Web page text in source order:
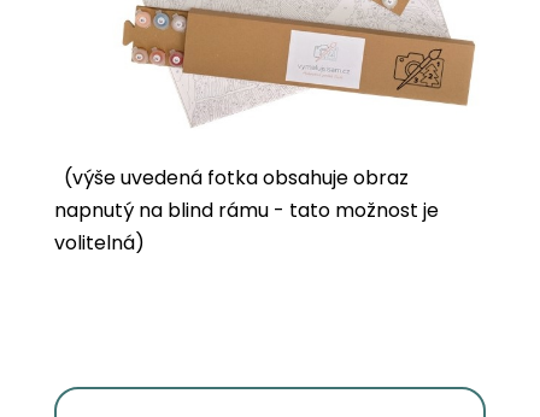
(výše uvedená fotka obsahuje obraz
napnutý na blind rámu - tato možnost je
volitelná)